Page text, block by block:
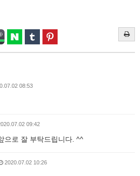
08:53
09:42
으로 잘 부탁드립니다. ^^
2020.07.02 10:26